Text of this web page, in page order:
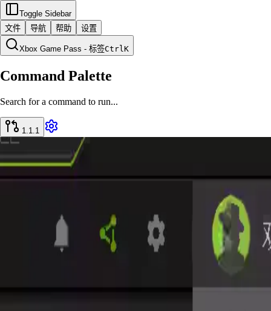
Toggle Sidebar
文件
导航 帮助 设置
Xbox Game Pass - 标签CtrlK
Command Palette
Search for a command to run...
1.1.1